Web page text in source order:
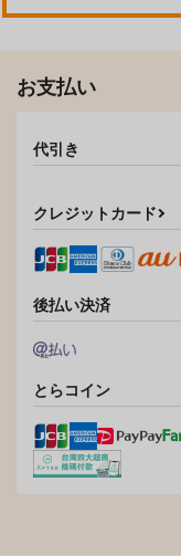
お支払い
代引き
クレジットカード
後払い決済
とらコイン